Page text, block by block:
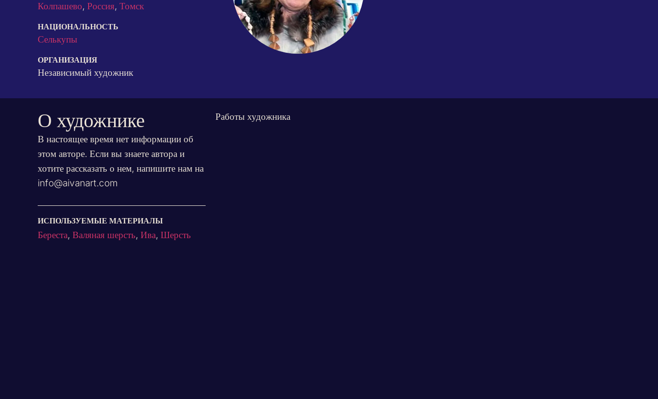
Колпашево,Россия,Томск
НАЦИОНАЛЬНОСТЬ
Селькупы
ОРГАНИЗАЦИЯ
Независимый художник
О художнике
В настоящее время нет информации об
этом авторе. Если вы знаете автора и
хотите рассказать о нем, напишите нам на
info@aivanart.com
ИСПОЛЬЗУЕМЫЕ МАТЕРИАЛЫ
Береста,Валяная шерсть,Ива,Шерсть
Работы художника